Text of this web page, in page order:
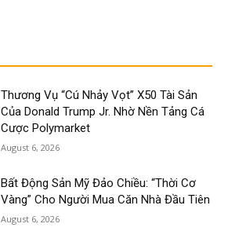
Thương Vụ “Cú Nhảy Vọt” X50 Tài Sản
Của Donald Trump Jr. Nhờ Nền Tảng Cá
Cược Polymarket
August 6, 2026
Bất Động Sản Mỹ Đảo Chiều: “Thời Cơ
Vàng” Cho Người Mua Căn Nhà Đầu Tiên
August 6, 2026